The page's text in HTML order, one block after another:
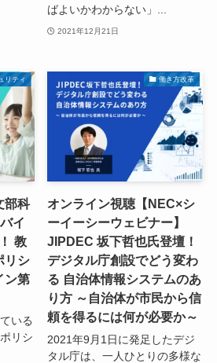
ばよいかわからない」...
2021年12月21日
リティ
部科
イ
教
リシ
ン第
いる
リシ
働き方改革
オンライン視聴【NEC×シ
ーイーシーウェビナー】
JIPDEC 坂下哲也氏登壇！
デジタル庁創設でどう変わ
る 自治体情報システムのあ
り方 ～自治体が市民から信
頼を得るには何が必要か～
2021年9月1日に発足したデジ
タル庁は、一人ひとりの多様な